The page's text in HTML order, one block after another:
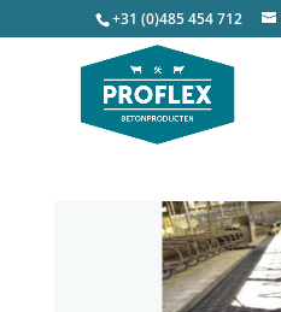
+31 (0)485 454 712